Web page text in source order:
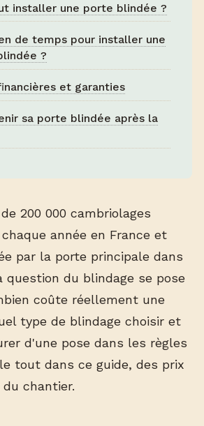
installer une porte blindée ?
de temps pour installer une
?
et garanties
sa porte blindée après la
200 000 cambriolages
année en France et
par la porte principale dans
question du blindage se pose
coûte réellement une
type de blindage choisir et
d'une pose dans les règles
tout dans ce guide, des prix
chantier.